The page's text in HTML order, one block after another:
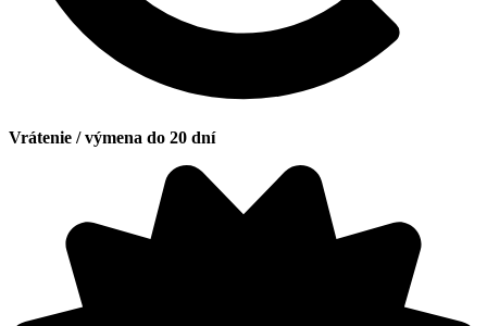
Vrátenie / výmena do 20 dní